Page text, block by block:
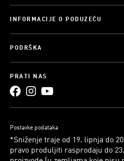
INFORMACIJE O PODUZEĆU
PODRŠKA
PRATI NAS
Postavke podataka
*Sniženje traje od 19. lipnja do
pravo produljiti rasprodaju do